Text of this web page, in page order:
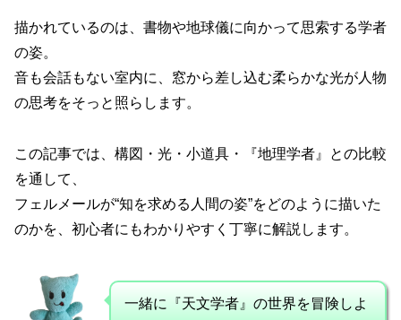
描かれているのは、書物や地球儀に向かって思索する学者
の姿。
音も会話もない室内に、窓から差し込む柔らかな光が人物
の思考をそっと照らします。
この記事では、構図・光・小道具・『地理学者』との比較
を通して、
フェルメールが“知を求める人間の姿”をどのように描いた
のかを、初心者にもわかりやすく丁寧に解説します。
一緒に『天文学者』の世界を冒険しよ